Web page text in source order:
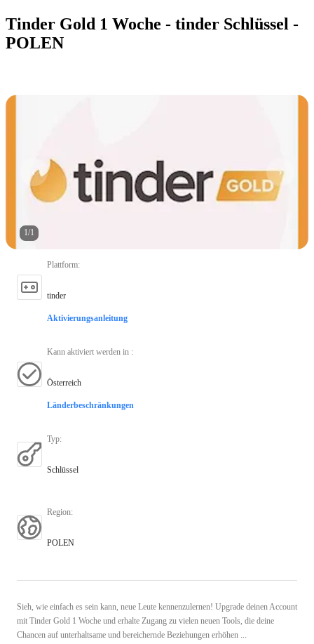
Tinder Gold 1 Woche - tinder Schlüssel -
POLEN
1/1
Plattform:
tinder
Aktivierungsanleitung
Kann aktiviert werden in :
Österreich
Länderbeschränkungen
Typ:
Schlüssel
Region:
POLEN
Sieh, wie einfach es sein kann, neue Leute kennenzulernen! Upgrade deinen Account
mit Tinder Gold 1 Woche und erhalte Zugang zu vielen neuen Tools, die deine
Chancen auf unterhaltsame und bereichernde Beziehungen erhöhen ...